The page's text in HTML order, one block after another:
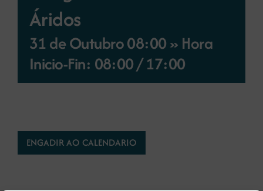
Novas
Portal de emprego
Áridos
31 de Outubro 08:00 » Hora
Inicio-Fin: 08:00/17:00
ENGADIR AO CALENDARIO